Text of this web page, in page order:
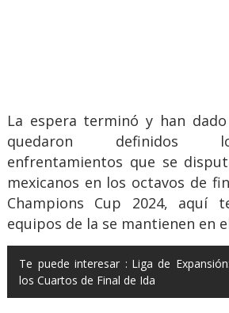
La espera terminó y han
quedaron definidos
enfrentamientos que se
mexicanos en los octavos de
Champions Cup 2024, aquí
equipos de la se mantienen en
Te puede interesar : Liga de
los Cuartos de Final de Ida